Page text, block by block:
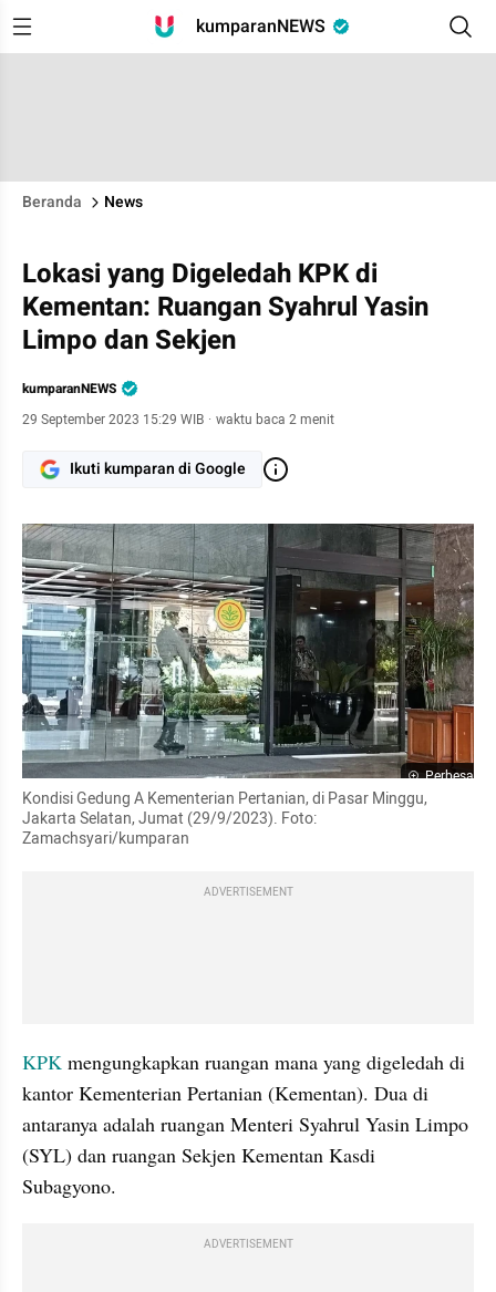
kumparanNEWS
Beranda News
Lokasi yang Digeledah KPK di
Kementan: Ruangan Syahrul Yasin
Limpo dan Sekjen
kumparanNEWS
29 September 2023 15:29 WIB · waktu baca 2 menit
Ikuti kumparan di Google
Perbesar
Kondisi Gedung A Kementerian Pertanian, di Pasar Minggu,
Jakarta Selatan, Jumat (29/9/2023). Foto:
Zamachsyari/kumparan
ADVERTISEMENT
KPK mengungkapkan ruangan mana yang digeledah di
kantor Kementerian Pertanian (Kementan). Dua di
antaranya adalah ruangan Menteri Syahrul Yasin Limpo
(SYL) dan ruangan Sekjen Kementan Kasdi
Subagyono.
ADVERTISEMENT